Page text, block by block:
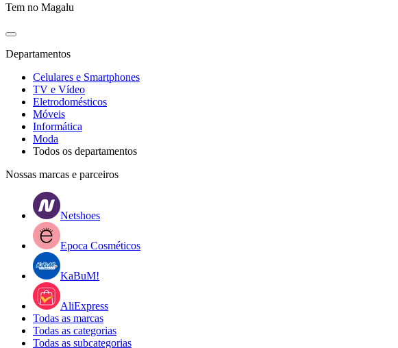
Tem no Magalu
Departamentos
Celulares e Smartphones
TV e Vídeo
Eletrodomésticos
Móveis
Informática
Moda
Todos os departamentos
Nossas marcas e parceiros
Netshoes
Epoca Cosméticos
KaBuM!
AliExpress
Todas as marcas
Todas as categorias
Todas as subcategorias